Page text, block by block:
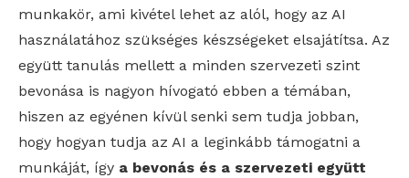
munkakör, ami kivétel lehet az alól, hogy az AI
használatához szükséges készségeket elsajátítsa. Az
együtt tanulás mellett a minden szervezeti szint
bevonása is nagyon hívogató ebben a témában,
hiszen az egyénen kívül senki sem tudja jobban,
hogy hogyan tudja az AI a leginkább támogatni a
munkáját, így a bevonás és a szervezeti együtt